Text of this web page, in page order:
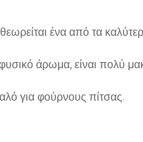
ένα από τα
άρωμα, είναι πολύ
για φούρνους πίτσας.